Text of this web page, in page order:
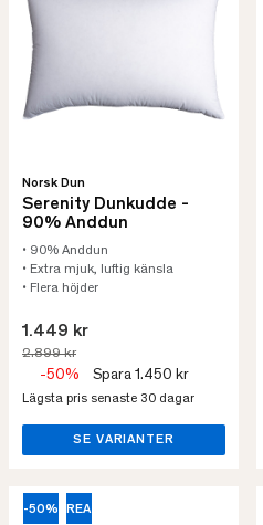
Norsk Dun
Serenity Dunkudde -
90% Anddun
• 90% Anddun
• Extra mjuk, luftig känsla
• Flera höjder
1.449 kr
2.899 kr
-50% Spara 1.450 kr
Lägsta pris senaste 30 dagar
SE VARIANTER
-50% REA